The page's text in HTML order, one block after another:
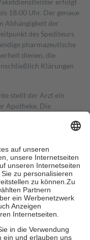
erfolgt
18:00 Uhr. Der genaue
Abhängigkeit der
des Spediteurs
pharmazeutische
dienen, die
Klärungen
stellt der Arzt ein
Apotheke. Die
davon als Zuzahlung
in Höhe von zehn
fünf Euround
als die tatsächlichen
Online-Apotheken.
beträgt die
zehn Euro je
eigene Gesundheit zu